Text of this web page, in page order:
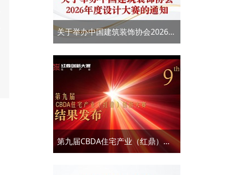
关于举办中国建筑装饰协会2026年
CBDA住宅产业（红鼎）创新大赛
第九届CBDA住宅产业（红鼎）创